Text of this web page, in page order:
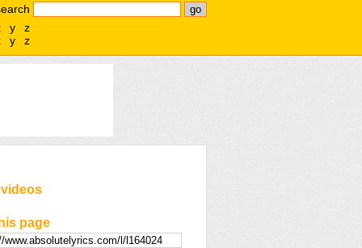
y
z
y z
page